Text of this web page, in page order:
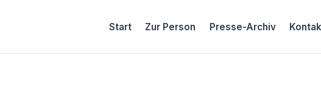
Start Zur Person Presse-Archiv